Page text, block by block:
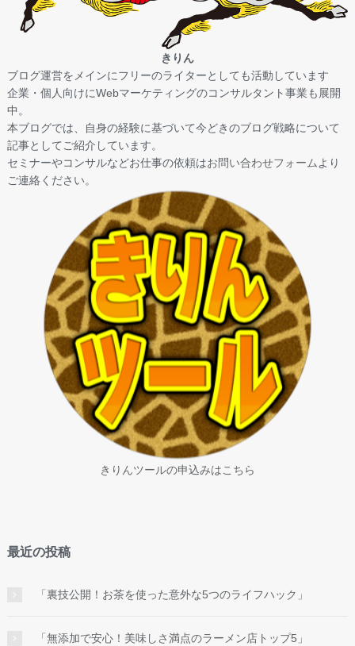
きりん
ブログ運営をメインにフリーのライターとしても活動しています
企業・個人向けにWebマーケティングのコンサルタント事業も展開
中。
本ブログでは、自身の経験に基づいて今どきのブログ戦略について
記事としてご紹介しています。
セミナーやコンサルなどお仕事の依頼はお問い合わせフォーム より
ご連絡ください。
きりんツールの申込みはこちら
最近の投稿
「裏技公開！お茶を使った意外な5つのライフハック」
「無添加で安心！美味しさ満点のラーメン店トップ5」